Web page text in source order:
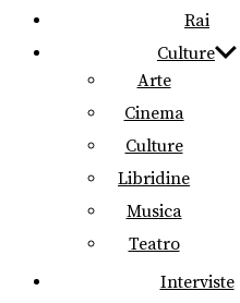
Rai
Culture
Arte
Cinema
Culture
Libridine
Musica
Teatro
Interviste